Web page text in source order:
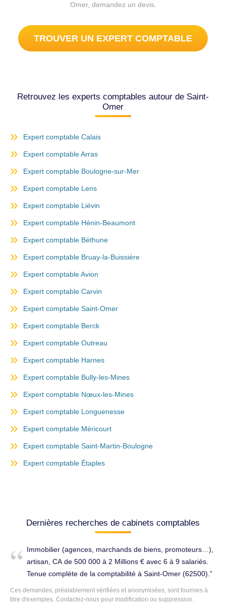
Omer, demandez un devis.
TROUVER UN EXPERT COMPTABLE
Retrouvez les experts comptables autour de Saint-
Omer
Expert comptable Calais
Expert comptable Arras
Expert comptable Boulogne-sur-Mer
Expert comptable Lens
Expert comptable Liévin
Expert comptable Hénin-Beaumont
Expert comptable Béthune
Expert comptable Bruay-la-Buissière
Expert comptable Avion
Expert comptable Carvin
Expert comptable Saint-Omer
Expert comptable Berck
Expert comptable Outreau
Expert comptable Harnes
Expert comptable Bully-les-Mines
Expert comptable Nœux-les-Mines
Expert comptable Longuenesse
Expert comptable Méricourt
Expert comptable Saint-Martin-Boulogne
Expert comptable Étaples
Dernières recherches de cabinets comptables
Immobilier (agences, marchands de biens, promoteurs…),
artisan, CA de 500 000 à 2 Millions € avec 6 à 9 salariés.
Tenue complète de la comptabilité à Saint-Omer (62500).
Ces demandes, préalablement vérifiées et anonymisées, sont fournies à
titre d'exemples. Contactez-nous pour modification ou suppression.